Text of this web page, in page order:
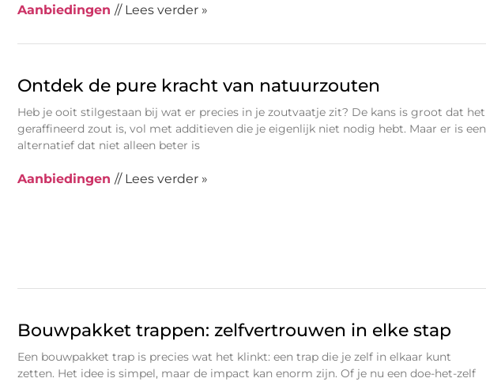
Aanbiedingen // Lees verder »
Ontdek de pure kracht van natuurzouten
Heb je ooit stilgestaan bij wat er precies in je zoutvaatje zit? De kans is groot dat het
geraffineerd zout is, vol met additieven die je eigenlijk niet nodig hebt. Maar er is een
alternatief dat niet alleen beter is
Aanbiedingen // Lees verder »
Bouwpakket trappen: zelfvertrouwen in elke stap
Een bouwpakket trap is precies wat het klinkt: een trap die je zelf in elkaar kunt
zetten. Het idee is simpel, maar de impact kan enorm zijn. Of je nu een doe-het-zelf